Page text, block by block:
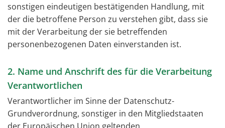
sonstigen eindeutigen bestätigenden Handlung, mit
der die betroffene Person zu verstehen gibt, dass sie
mit der Verarbeitung der sie betreffenden
personenbezogenen Daten einverstanden ist.
2. Name und Anschrift des für die Verarbeitung
Verantwortlichen
Verantwortlicher im Sinne der Datenschutz-
Grundverordnung, sonstiger in den Mitgliedstaaten